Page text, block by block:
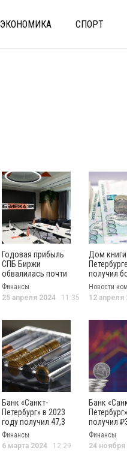
ЭКОНОМИКА СПОРТ
Годовая прибыль
СПБ Биржи
обвалилась почти
в 3 раза
Финансы
25 апреля 2024 11:35
Дом книги
Петербурге
получил
млн
прибыли
год
Новости
12 апреля
Банк «Санкт-
Петербург» в 2023
году получил 47,3
млрд чистой
прибыли
Финансы
6 марта 2024 12:29
Банк
Петербург»
получил
млрд
прибыли в
квартале
Финансы
24 ноября